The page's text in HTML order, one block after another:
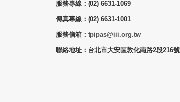
服務專線：(02) 6631-1069
傳真專線：(02) 6631-1001
服務信箱： tpipas@iii.org.tw
聯絡地址：台北市大安區敦化南路2段216